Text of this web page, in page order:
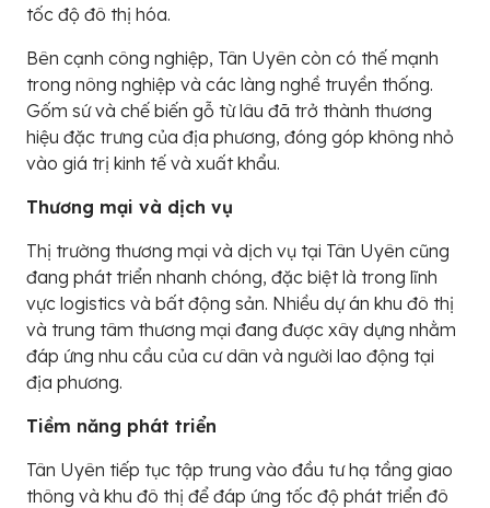
tốc độ đô thị hóa.
Bên cạnh công nghiệp, Tân Uyên còn có thế mạnh
trong nông nghiệp và các làng nghề truyền thống.
Gốm sứ và chế biến gỗ từ lâu đã trở thành thương
hiệu đặc trưng của địa phương, đóng góp không nhỏ
vào giá trị kinh tế và xuất khẩu.
Thương mại và dịch vụ
Thị trường thương mại và dịch vụ tại Tân Uyên cũng
đang phát triển nhanh chóng, đặc biệt là trong lĩnh
vực logistics và bất động sản. Nhiều dự án khu đô thị
và trung tâm thương mại đang được xây dựng nhằm
đáp ứng nhu cầu của cư dân và người lao động tại
địa phương.
Tiềm năng phát triển
Tân Uyên tiếp tục tập trung vào đầu tư hạ tầng giao
thông và khu đô thị để đáp ứng tốc độ phát triển đô